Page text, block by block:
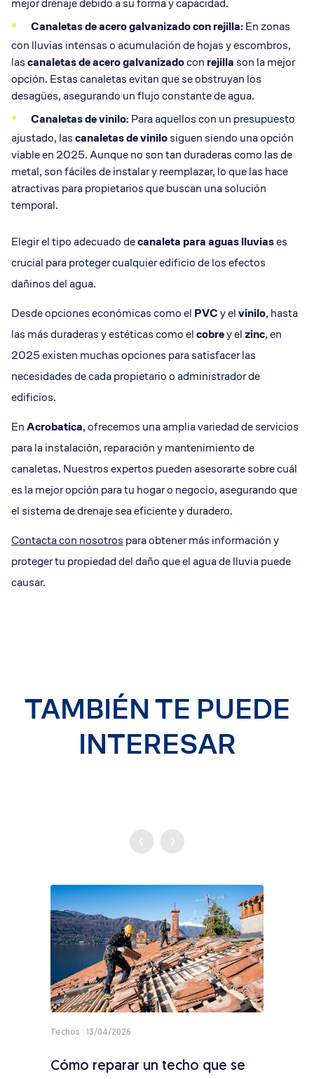
Canaletas de acero galvanizado con rejilla: En zonas
con lluvias intensas o acumulación de hojas y escombros,
lascanaletas de acero galvanizadocon rejilla son la mejor
opción. Estas canaletas evitan que se obstruyan los
desagües, asegurando un flujo constante de agua.
Canaletas de vinilo: Para aquellos con un presupuesto
ajustado, lascanaletas de vinilosiguen siendo una opción
viable en 2025. Aunque no son tan duraderas como las de
metal, son fáciles de instalar y reemplazar, lo que las hace
atractivas para propietarios que buscan una solución
temporal.
Elegir el tipo adecuado decanaleta para aguas lluviases
crucial para proteger cualquier edificio de los efectos
dañinos del agua.
Desde opciones económicas como el PVCy elvinilo, hasta
las más duraderas y estéticas como elcobrey elzinc, en
2025 existen muchas opciones para satisfacer las
necesidades de cada propietario o administrador de
edificios.
EnAcrobatica, ofrecemos una amplia variedad de servicios
para la instalación, reparación y mantenimiento de
canaletas. Nuestros expertos pueden asesorarte sobre cuál
es la mejor opción para tu hogar o negocio, asegurando que
el sistema de drenaje sea eficiente y duradero.
Contacta con nosotros para obtener más información y
proteger tu propiedad del daño que el agua de lluvia puede
causar.
TAMBIÉN TE PUEDE
INTERESAR
Techos 13/04/2026
Cómo reparar un techo que se